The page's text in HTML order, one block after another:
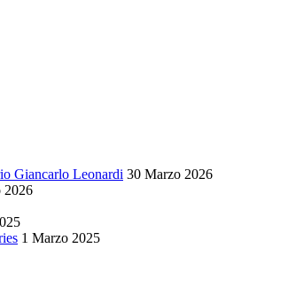
Giancarlo Leonardi 30 Marzo 2026
2026
1 Marzo 2025